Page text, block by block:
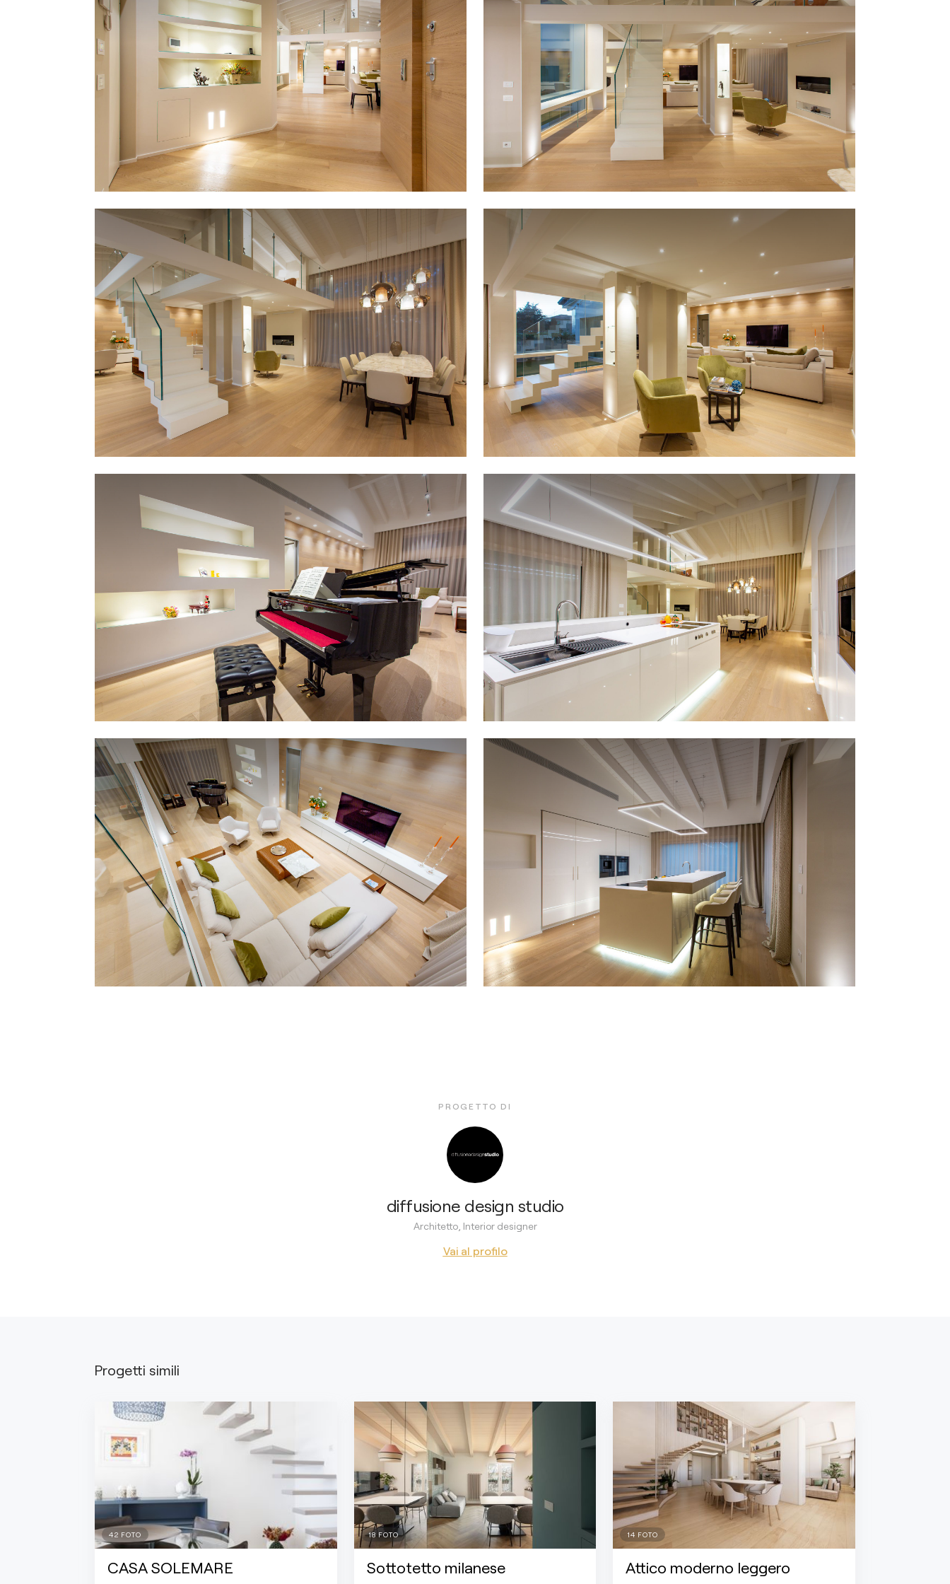
condivisione e relax, mentre la cucina a
isola luminosa, essenziale e
perfettamente integrata rappresenta il
cuore conviviale della casa. Il soppalco
vetrato regala una prospettiva dinamica
sugli spazi sottostanti, trasformandosi in
uno studio privato e raccolto.
Ogni scelta progettuale riflette un’idea
precisa di abitare contemporaneo:
luminoso, aperto, elegante, autentico. Un
luogo dove architettura e interior design
dialogano in perfetto equilibrio, creando
un’atmosfera sospesa tra raffinatezza e
intimità.
PROGETTO DI
diffusione design studio
Architetto, Interior designer
Vai al profilo
Progetti simili
42 FOTO
CASA SOLEMARE
18FOTO
Sottotetto milanese
14 FOTO
Attico moderno leggero